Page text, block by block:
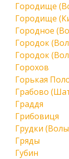
Городище
Городище
Городное
Городок
Городок
Горохов
Горькая
Грабово
Граддя
Грибовиця
Грудки
Гряды
Губин